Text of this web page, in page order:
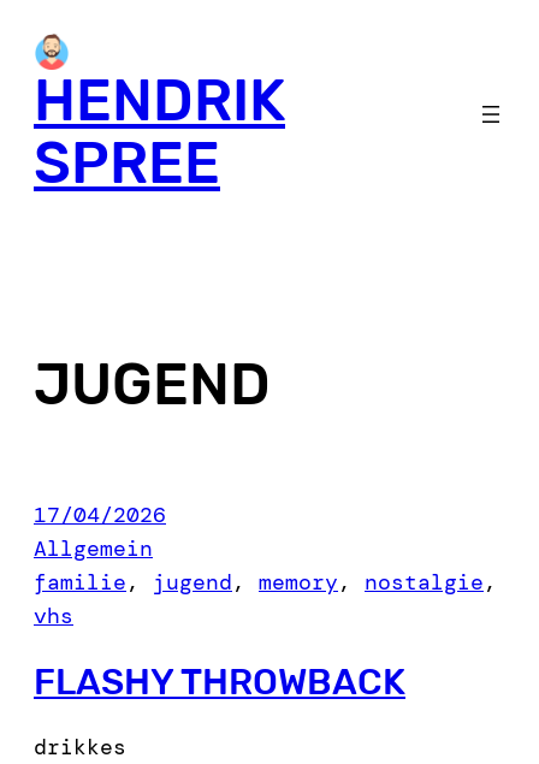
content
HENDRIK
SPREE
JUGEND
17/04/2026
Allgemein
familie, jugend, memory, nostalgie
vhs
FLASHY THROWBACK
drikkes